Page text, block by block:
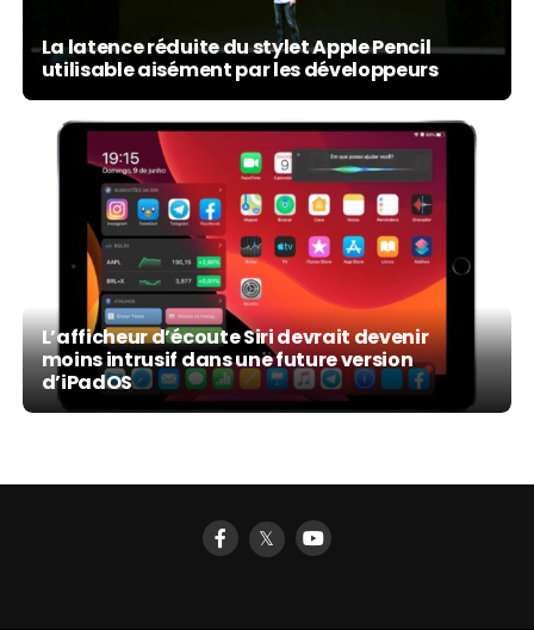
La latence réduite du stylet Apple Pencil
utilisable aisément par les développeurs
L’afficheur d’écoute Siri devrait devenir
moins intrusif dans une future version
d’iPadOS
𝕏